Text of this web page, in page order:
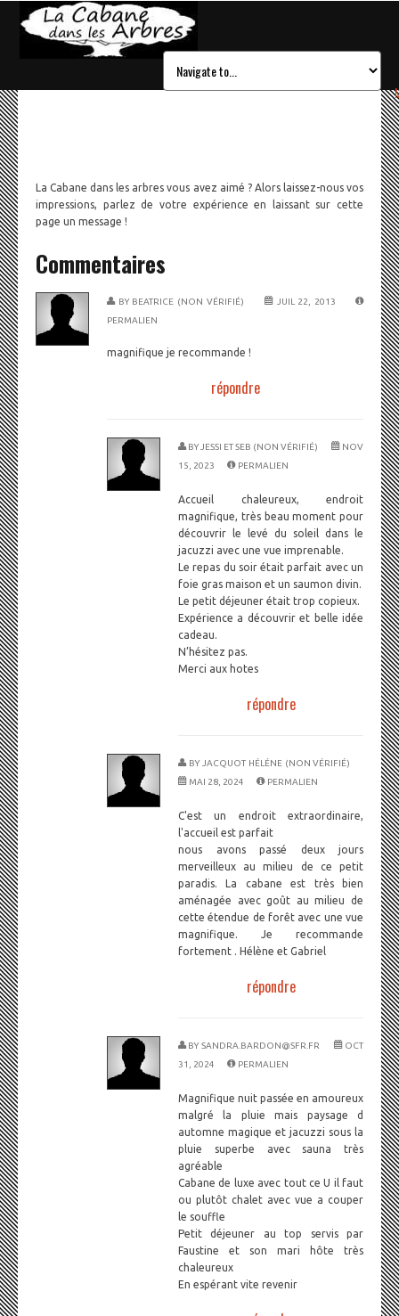
La Cabane dans les arbres vous avez aimé ? Alors laissez-nous vos
impressions, parlez de votre expérience en laissant sur cette
page un message !
Commentaires
BY BEATRICE (NON VÉRIFIÉ)
JUIL 22, 2013
PERMALIEN
magnifique je recommande !
répondre
BY JESSI ET SEB (NON VÉRIFIÉ)
NOV
15, 2023
PERMALIEN
Accueil chaleureux, endroit
magnifique, très beau moment pour
découvrir le levé du soleil dans le
jacuzzi avec une vue imprenable.
Le repas du soir était parfait avec un
foie gras maison et un saumon divin.
Le petit déjeuner était trop copieux.
Expérience a découvrir et belle idée
cadeau.
N’hésitez pas.
Merci aux hotes
répondre
BY JACQUOT HÉLÉNE (NON VÉRIFIÉ)
MAI 28, 2024
PERMALIEN
C'est un endroit extraordinaire,
l'accueil est parfait
nous avons passé deux jours
merveilleux au milieu de ce petit
paradis. La cabane est très bien
aménagée avec goût au milieu de
cette étendue de forêt avec une vue
magnifique. Je recommande
fortement . Hélène et Gabriel
répondre
BY SANDRA.BARDON@SFR.FR
OCT
31, 2024
PERMALIEN
Magnifique nuit passée en amoureux
malgré la pluie mais paysage d
automne magique et jacuzzi sous la
pluie superbe avec sauna très
agréable
Cabane de luxe avec tout ce U il faut
ou plutôt chalet avec vue a couper
le souffle
Petit déjeuner au top servis par
Faustine et son mari hôte très
chaleureux
En espérant vite revenir